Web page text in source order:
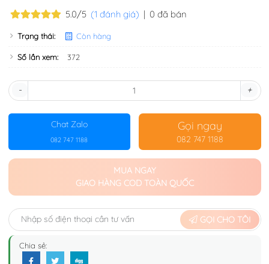
5.0/5 (1 đánh giá) | 0 đã bán
Trạng thái: Còn hàng
Số lần xem: 372
- +
Chat Zalo
082 747 1188
Gọi ngay
082 747 1188
MUA NGAY
GIAO HÀNG COD TOÀN QUỐC
GỌI CHO TÔI
Chia sẻ: